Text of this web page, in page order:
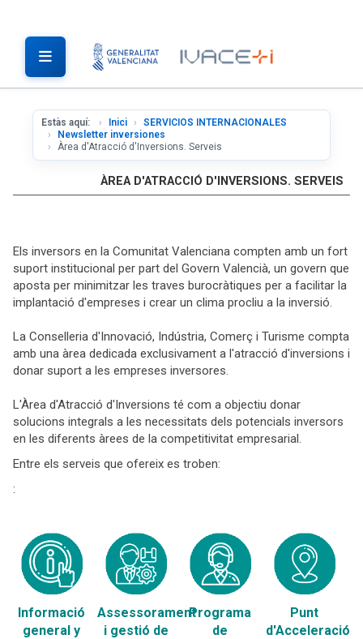
Estàs aquí: Inici
SERVICIOS INTERNACIONALES
Newsletter inversiones
Àrea d'Atracció d'Inversions. Serveis
ÀREA D'ATRACCIÓ D'INVERSIONS. SERVEIS
Els inversors en la Comunitat Valenciana compten amb un fort
suport institucional per part del Govern Valencià, un govern que
aposta per minimitzar les traves burocràtiques per a facilitar la
implantació d'empreses i crear un clima procliu a la inversió.
La Conselleria d'Innovació, Indústria, Comerç i Turisme compta
amb una àrea dedicada exclusivament a l'atracció d'inversions i
donar suport a les empreses inversores.
L'Àrea d'Atracció d'Inversions té com a objectiu donar
solucions integrals a les necessitats dels potencials inversors
en les diferents àrees de la competitivitat empresarial.
Entre els serveis que ofereix es troben:
:
Informació
general y
Assessorament
i gestió de
Programa
de
Punt
d'Acceleració